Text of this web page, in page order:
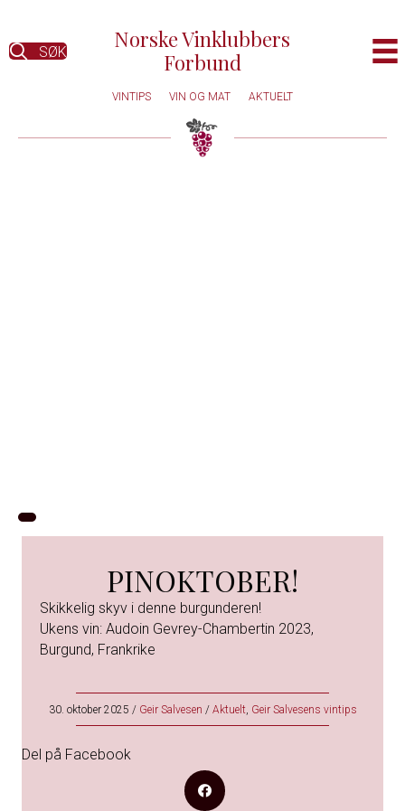
SØK
Norske Vinklubbers
Forbund
VINTIPS VIN OG MAT AKTUELT
PINOKTOBER!
Skikkelig skyv i denne burgunderen!
Ukens vin: Audoin Gevrey-Chambertin 2023,
Burgund, Frankrike
30. oktober 2025 / Geir Salvesen / Aktuelt, Geir Salvesens vintips
Del på Facebook